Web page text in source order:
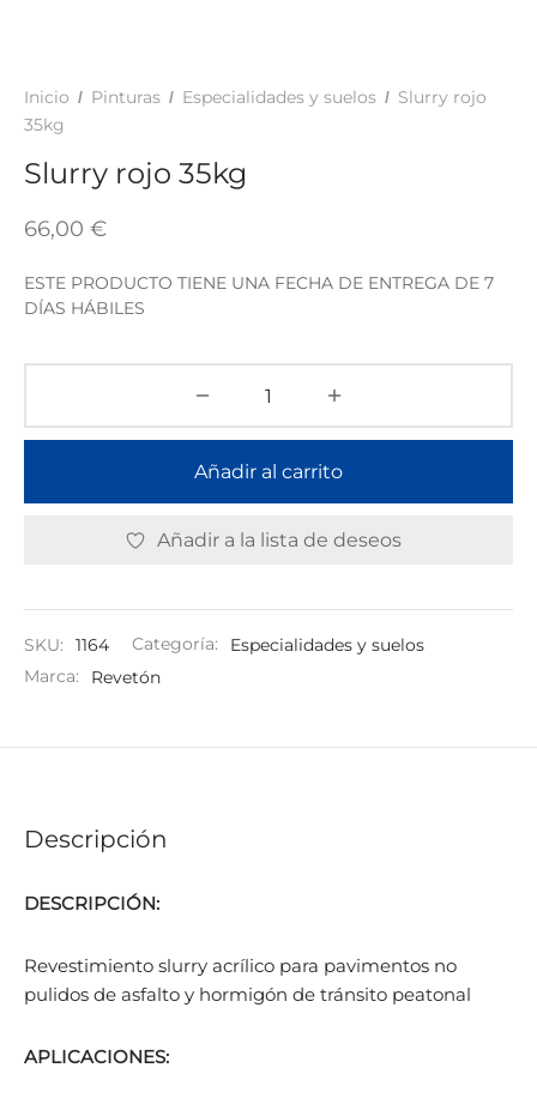
Inicio / Pinturas / Especialidades y suelos / Slurry rojo
35kg
Slurry rojo 35kg
66,00 €
ESTE PRODUCTO TIENE UNA FECHA DE ENTREGA DE 7
DÍAS HÁBILES
Añadir al carrito
Añadir a la lista de deseos
SKU: 1164 Categoría:
Especialidades y suelos
Marca:
Revetón
Descripción
DESCRIPCIÓN:
Revestimiento slurry acrílico para pavimentos no
pulidos de asfalto y hormigón de tránsito peatonal
APLICACIONES:
TINTES Y MANUALIDADES